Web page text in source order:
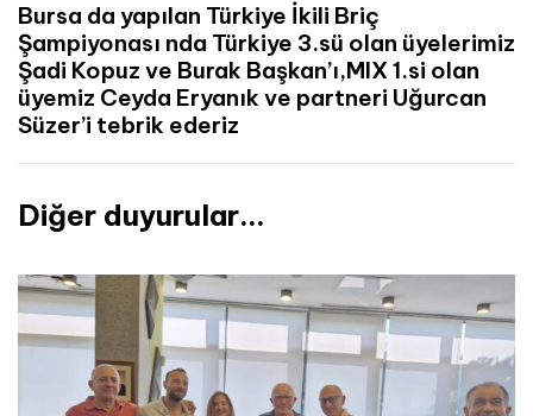
Bursa da yapılan Türkiye İkili Briç
Şampiyonası nda Türkiye 3.sü olan üyelerimiz
Şadi Kopuz ve Burak Başkan’ı,MIX 1.si olan
üyemiz Ceyda Eryanık ve partneri Uğurcan
Süzer’i tebrik ederiz
Diğer duyurular...